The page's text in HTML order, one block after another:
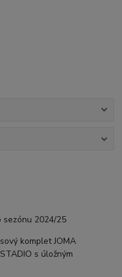
sezónu 2024/25
komplet JOMA
s úložným